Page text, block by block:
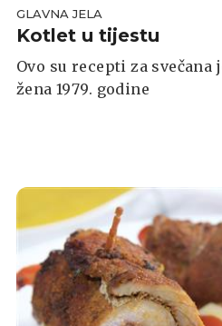
GLAVNA JELA
Kotlet u tijestu
Ovo su recepti za svečana
žena 1979. godine